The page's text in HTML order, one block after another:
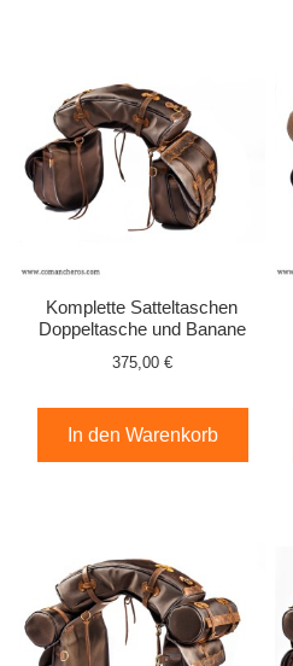
Komplette Satteltaschen
Doppeltasche und Banane
375,00 €
In den Warenkorb